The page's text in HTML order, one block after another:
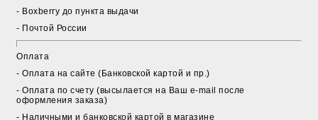
- Boxberry до пункта выдачи
- Почтой России
Оплата
- Оплата на сайте (Банковской картой и пр.)
- Оплата по счету (высылается на Ваш e-mail после
оформления заказа)
- Наличными и банковской картой в магазине